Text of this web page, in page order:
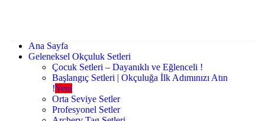
Ana Sayfa
Geleneksel Okçuluk Setleri
Çocuk Setleri – Dayanıklı ve Eğlenceli !
Başlangıç Setleri | Okçuluğa İlk Adımınızı Atın
!Yeni
Orta Seviye Setler
Profesyonel Setler